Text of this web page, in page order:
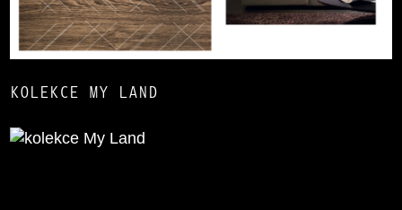
KOLEKCE MY LAND